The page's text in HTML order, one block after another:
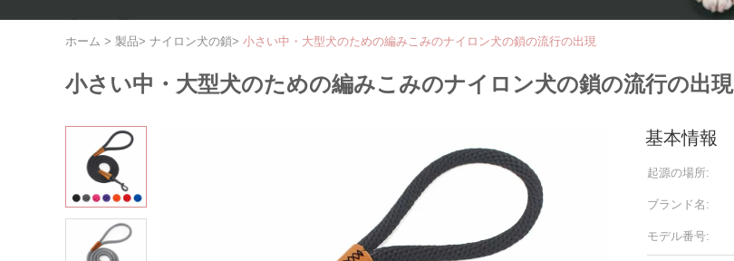
ホーム > 製品> ナイロン犬の鎖> 小さい中・大型犬のための編みこみのナイロン犬の鎖の流行の出現
小さい中・大型犬のための編みこみのナイロン犬の鎖の流行の出現
基本情報
起源の場所:
ブランド名:
モデル番号: